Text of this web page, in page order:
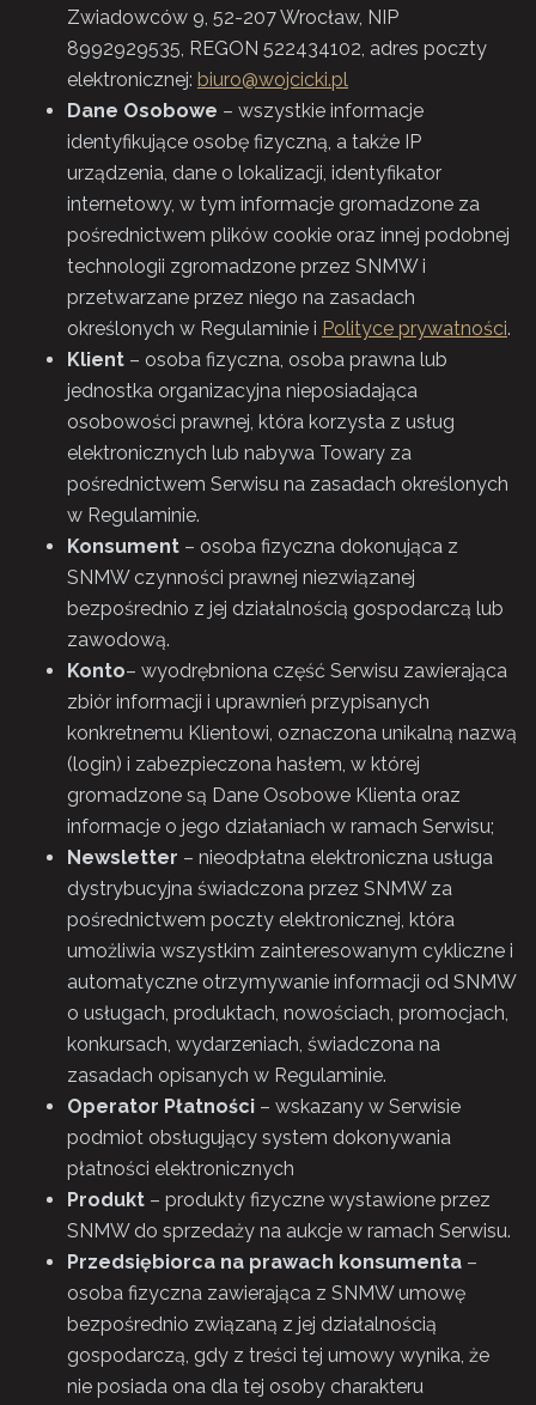
Zwiadowców 9, 52-207 Wrocław, NIP
8992929535, REGON 522434102, adres poczty
elektronicznej: biuro@wojcicki.pl
Dane Osobowe – wszystkie informacje
identyfikujące osobę fizyczną, a także IP
urządzenia, dane o lokalizacji, identyfikator
internetowy, w tym informacje gromadzone za
pośrednictwem plików cookie oraz innej podobnej
technologii zgromadzone przez SNMW i
przetwarzane przez niego na zasadach
określonych w Regulaminie i Polityce prywatności.
Klient – osoba fizyczna, osoba prawna lub
jednostka organizacyjna nieposiadająca
osobowości prawnej, która korzysta z usług
elektronicznych lub nabywa Towary za
pośrednictwem Serwisu na zasadach określonych
w Regulaminie.
Konsument – osoba fizyczna dokonująca z
SNMW czynności prawnej niezwiązanej
bezpośrednio z jej działalnością gospodarczą lub
zawodową.
Konto– wyodrębniona część Serwisu zawierająca
zbiór informacji i uprawnień przypisanych
konkretnemu Klientowi, oznaczona unikalną nazwą
(login) i zabezpieczona hasłem, w której
gromadzone są Dane Osobowe Klienta oraz
informacje o jego działaniach w ramach Serwisu;
Newsletter – nieodpłatna elektroniczna usługa
dystrybucyjna świadczona przez SNMW za
pośrednictwem poczty elektronicznej, która
umożliwia wszystkim zainteresowanym cykliczne i
automatyczne otrzymywanie informacji od SNMW
o usługach, produktach, nowościach, promocjach,
konkursach, wydarzeniach, świadczona na
zasadach opisanych w Regulaminie.
Operator Płatności – wskazany w Serwisie
podmiot obsługujący system dokonywania
płatności elektronicznych
Produkt – produkty fizyczne wystawione przez
SNMW do sprzedaży na aukcje w ramach Serwisu.
Przedsiębiorca na prawach konsumenta –
osoba fizyczna zawierająca z SNMW umowę
bezpośrednio związaną z jej działalnością
gospodarczą, gdy z treści tej umowy wynika, że
nie posiada ona dla tej osoby charakteru